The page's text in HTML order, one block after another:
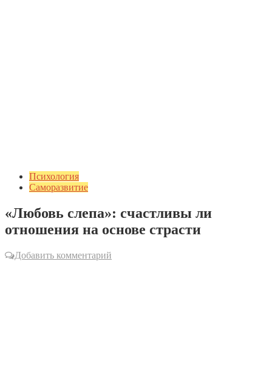
Психология
Саморазвитие
«Любовь слепа»: счастливы ли
отношения на основе страсти
Добавить комментарий